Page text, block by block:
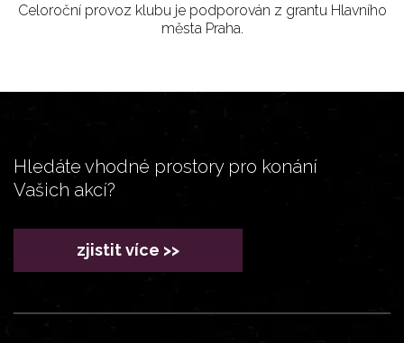
Celoroční provoz klubu je podporován z grantu Hlavního
města Praha.
Hledáte vhodné prostory pro konání
Vašich akcí?
zjistit více >>